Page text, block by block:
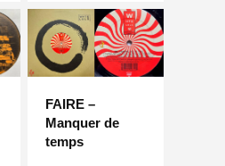
FAIRE –
Manquer de
temps